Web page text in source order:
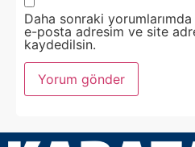
Daha sonraki yorumlarımda
e-posta adresim ve site
kaydedilsin.